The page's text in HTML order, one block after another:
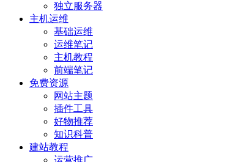
独立服务器
主机运维
基础运维
运维笔记
主机教程
前端笔记
免费资源
网站主题
插件工具
好物推荐
知识科普
建站教程
运营推广